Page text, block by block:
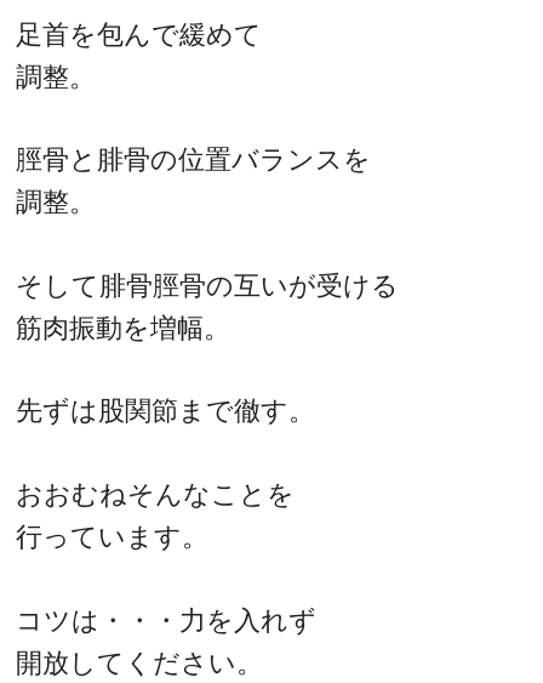
足首を包んで緩めて
調整。
脛骨と腓骨の位置バランスを
調整。
そして腓骨脛骨の互いが受ける
筋肉振動を増幅。
先ずは股関節まで徹す。
おおむねそんなことを
行っています。
コツは・・・力を入れず
開放してください。